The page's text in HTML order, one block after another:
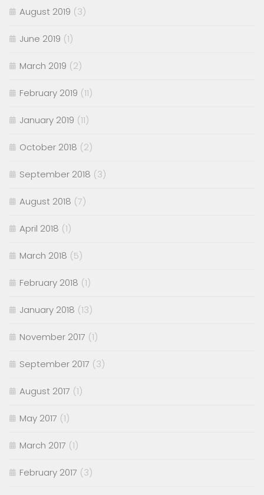
August 2019 (3)
June 2019 (1)
March 2019 (2)
February 2019 (11)
January 2019 (11)
October 2018 (2)
September 2018 (3)
August 2018 (7)
April 2018 (1)
March 2018 (5)
February 2018 (1)
January 2018 (13)
November 2017 (1)
September 2017 (3)
August 2017 (1)
May 2017 (1)
March 2017 (1)
February 2017 (3)